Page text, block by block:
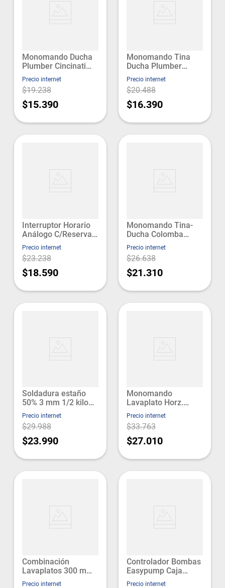
Monomando Ducha
Plumber Cincinati
(20ci5303000)
Mosaico
Precio internet
$19.238
$15.390
Monomando Tina
Ducha Plumber
Cincinati
(20ci5203000)
Mosaico
Precio internet
$20.488
$16.390
Interruptor Horario
Análogo C/Reserva
De Funcionamiento
150 Horas Lexo
Precio internet
$23.238
$18.590
Monomando Tina-
Ducha Colomba
Taumm
Precio internet
$26.638
$21.310
Soldadura estaño
50% 3 mm 1/2 kilo
indepp
Precio internet
$29.988
$23.990
Monomando
Lavaplato Horz.
Swertt Taumm
Precio internet
$33.763
$27.010
Combinación
Lavaplatos 300 mm
Estándar Cromo Fas
Precio internet
Controlador Bombas
Easypump Caja
Celeste Bestflow
Precio internet